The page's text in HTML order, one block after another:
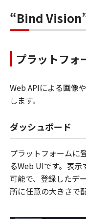
“Bind
プラットフォ
Web APIによる画像
します。
ダッシュボード
プラットフォームに
るWeb UIです。表
可能で、登録したデ
所に任意の大きさで